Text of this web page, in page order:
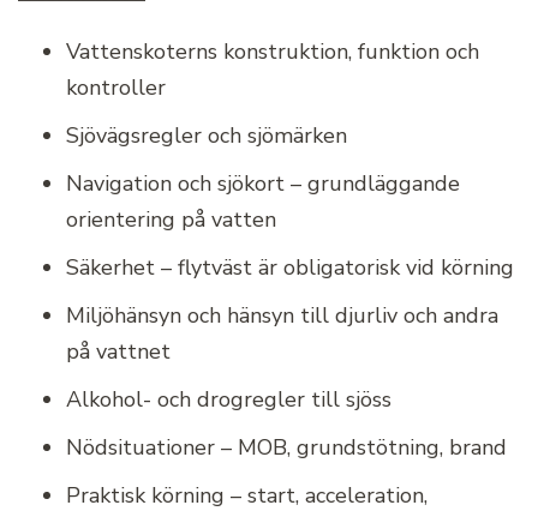
Vattenskoterns konstruktion, funktion och
kontroller
Sjövägsregler och sjömärken
Navigation och sjökort – grundläggande
orientering på vatten
Säkerhet – flytväst är obligatorisk vid körning
Miljöhänsyn och hänsyn till djurliv och andra
på vattnet
Alkohol- och drogregler till sjöss
Nödsituationer – MOB, grundstötning, brand
Praktisk körning – start, acceleration,